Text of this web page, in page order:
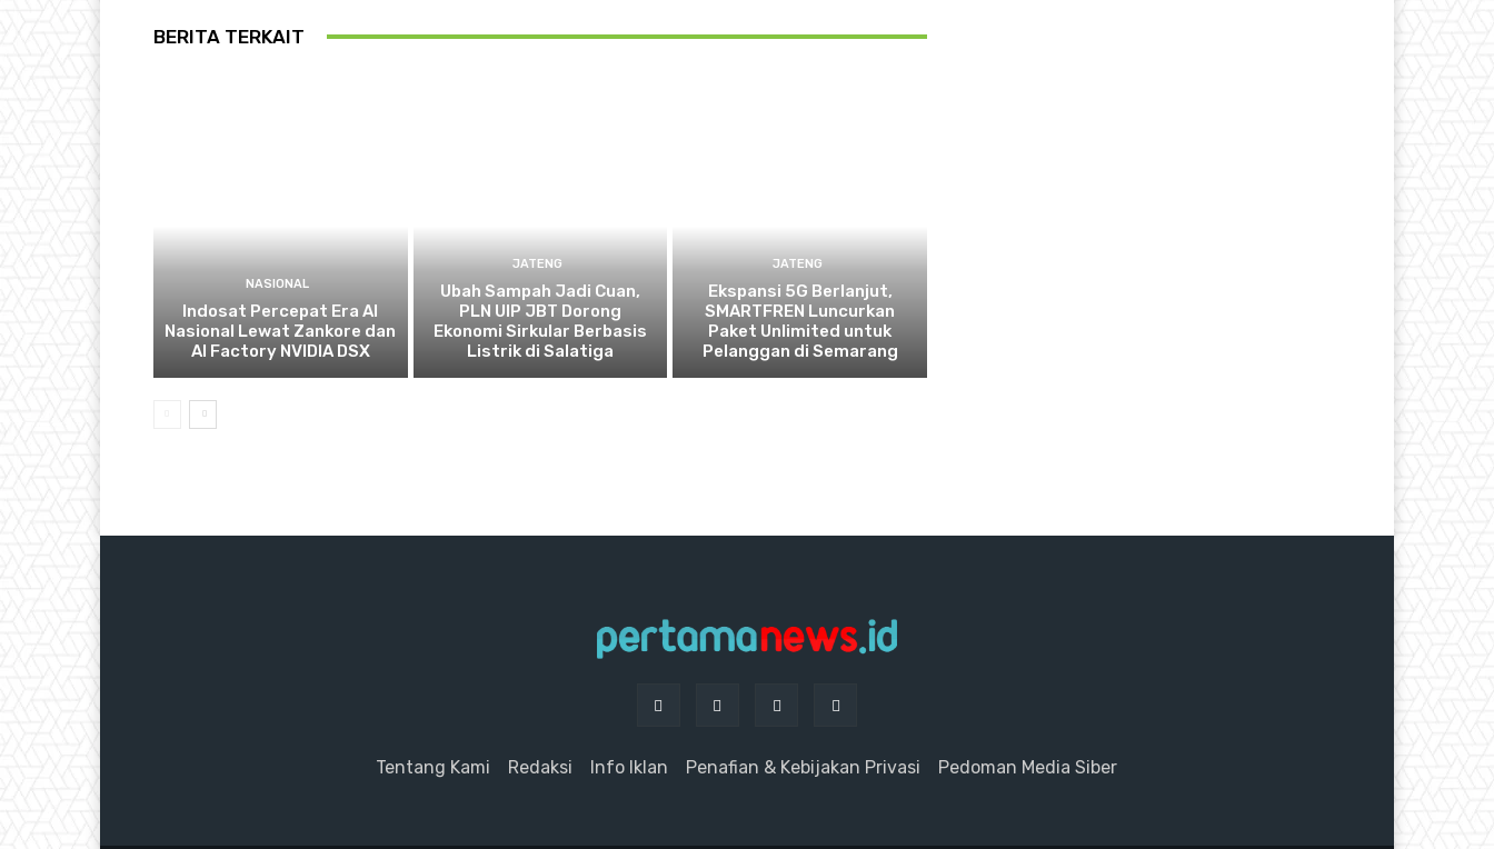
BERITA TERKAIT
NASIONAL
Indosat Percepat Era AI
Nasional Lewat Zankore dan
AI Factory NVIDIA DSX
JATENG
Ubah Sampah Jadi Cuan,
PLN UIP JBT Dorong
Ekonomi Sirkular Berbasis
Listrik di Salatiga
JATENG
Ekspansi 5G Berlanjut,
SMARTFREN Luncurkan
Paket Unlimited untuk
Pelanggan di Semarang
Tentang Kami Redaksi Info Iklan Penafian & Kebijakan Privasi Pedoman Media Siber